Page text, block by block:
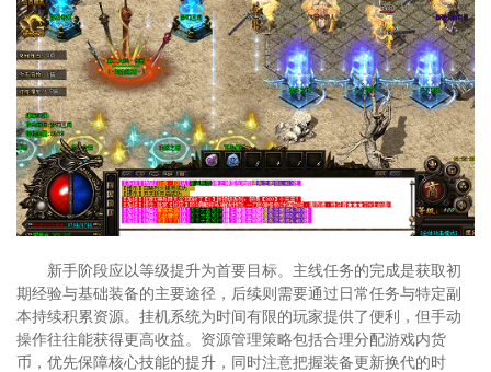
新手阶段应以等级提升为首要目标。主线任务的完成是获取初
期经验与基础装备的主要途径，后续则需要通过日常任务与特定副
本持续积累资源。挂机系统为时间有限的玩家提供了便利，但手动
操作往往能获得更高收益。资源管理策略包括合理分配游戏内货
币，优先保障核心技能的提升，同时注意把握装备更新换代的时